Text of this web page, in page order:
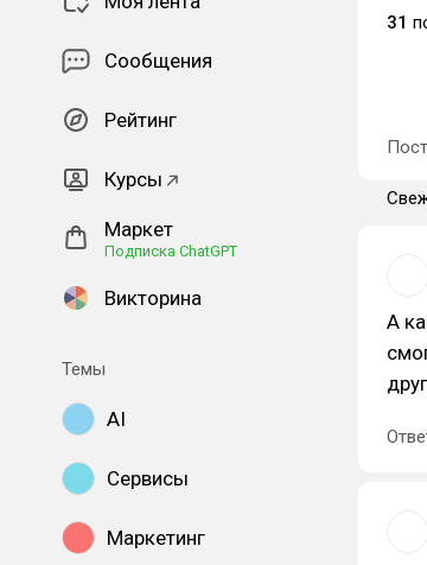
Сообщения
Рейтинг
Курсы
Маркет
Подписка ChatGPT
Викторина
Темы
AI
Сервисы
Маркетинг
31
А